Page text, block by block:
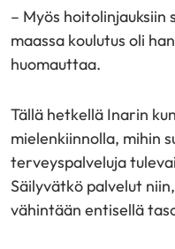
– Myös
maassa koulutus oli
huomauttaa.
Tällä hetkellä Inarin
mielenkiinnolla, mihin
terveyspalveluja
Säilyvätkö palvelut
vähintään entisellä